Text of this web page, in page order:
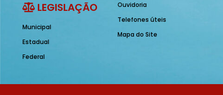
LEGISLAÇÃO
Municipal
Estadual
Federal
Ouvidoria
Telefones úteis
Mapa do Site